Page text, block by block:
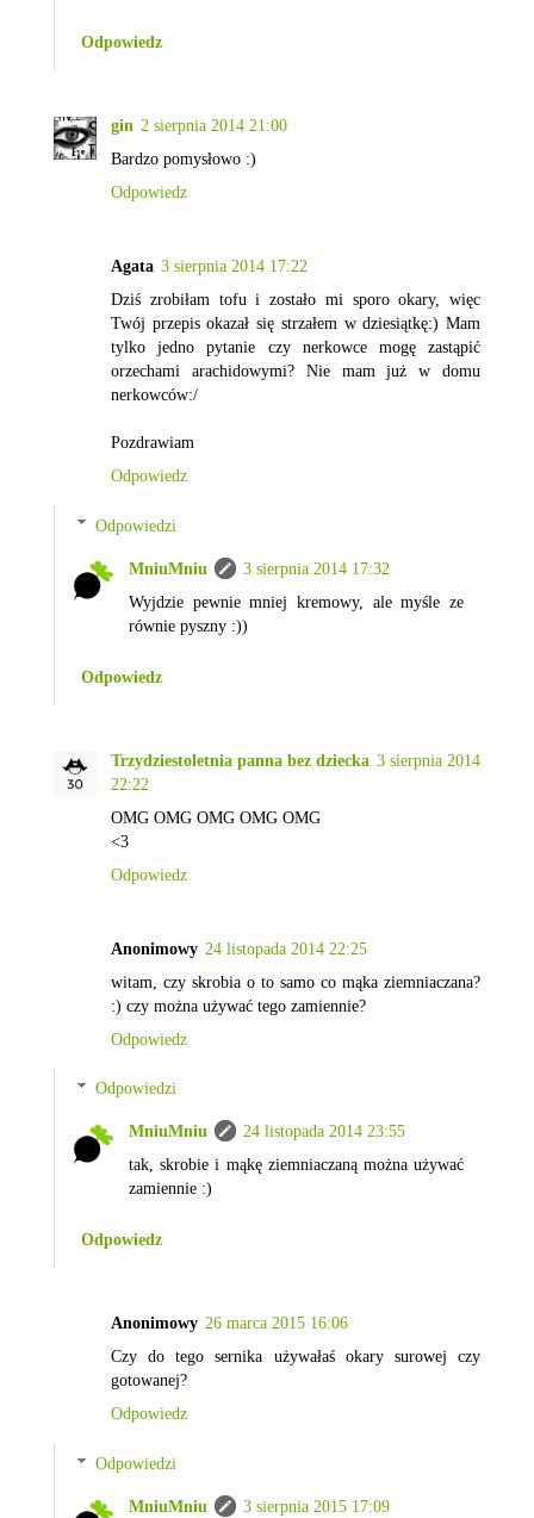
Odpowiedz
gin 2 sierpnia 2014 21:00
Bardzo pomysłowo :)
Odpowiedz
Agata 3 sierpnia 2014 17:22
Dziś zrobiłam tofu i zostało mi sporo okary, więc
Twój przepis okazał się strzałem w dziesiątkę:) Mam
tylko jedno pytanie czy nerkowce mogę zastąpić
orzechami arachidowymi? Nie mam już w domu
nerkowców:/
Pozdrawiam
Odpowiedz
Odpowiedzi
MniuMniu
3 sierpnia 2014 17:32
Wyjdzie pewnie mniej kremowy, ale myśle ze
równie pyszny :))
Odpowiedz
Trzydziestoletnia panna bez dziecka 3 sierpnia 2014
22:22
OMG OMG OMG OMG OMG
<3
Odpowiedz
Anonimowy 24 listopada 2014 22:25
witam, czy skrobia o to samo co mąka ziemniaczana?
:) czy można używać tego zamiennie?
Odpowiedz
Odpowiedzi
MniuMniu
24 listopada 2014 23:55
tak, skrobie i mąkę ziemniaczaną można używać
zamiennie :)
Odpowiedz
Anonimowy 26 marca 2015 16:06
Czy do tego sernika używałaś okary surowej czy
gotowanej?
Odpowiedz
Odpowiedzi
MniuMniu
3 sierpnia 2015 17:09